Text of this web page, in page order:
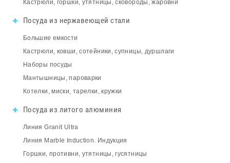
Кастрюли, горшки, утятницы, сковороды, жаровни
Посуда из нержавеющей стали
Большие емкости
Кастрюли, ковши, сотейники, супницы, дуршлаги
Наборы посуды
Мантышницы, пароварки
Котелки, миски, тарелки, кружки
Посуда из литого алюминия
Линия Granit Ultra
Линия Marble Induction. Индукция
Горшки, противни, утятницы, гусятницы